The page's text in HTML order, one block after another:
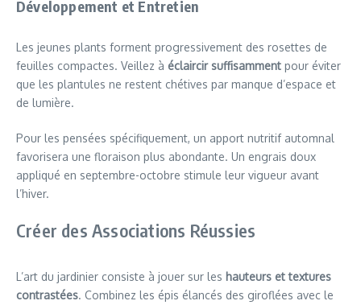
Développement et Entretien
Les jeunes plants forment progressivement des rosettes de
feuilles compactes. Veillez à éclaircir suffisamment pour éviter
que les plantules ne restent chétives par manque d’espace et
de lumière.
Pour les pensées spécifiquement, un apport nutritif automnal
favorisera une floraison plus abondante. Un engrais doux
appliqué en septembre-octobre stimule leur vigueur avant
l’hiver.
Créer des Associations Réussies
L’art du jardinier consiste à jouer sur les hauteurs et textures
contrastées. Combinez les épis élancés des giroflées avec le